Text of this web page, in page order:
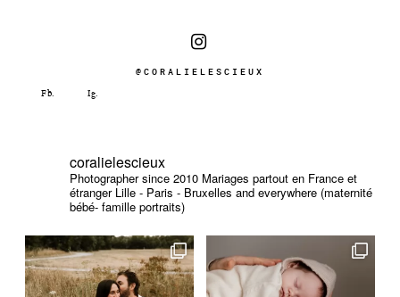
@CORALIELESCIEUX
coralielescieux
Photographer since 2010 Mariages partout en France et
étranger Lille - Paris - Bruxelles and everywhere (maternité
bébé- famille portraits)